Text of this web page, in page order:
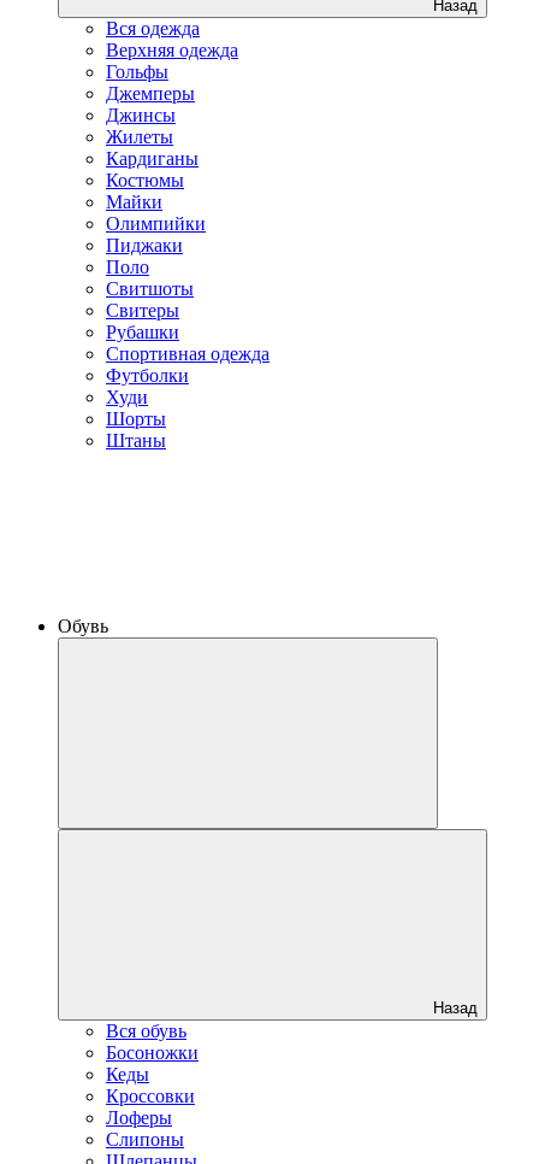
Назад
Вся одежда
Верхняя одежда
Гольфы
Джемперы
Джинсы
Жилеты
Кардиганы
Костюмы
Майки
Олимпийки
Пиджаки
Поло
Свитшоты
Свитеры
Рубашки
Спортивная одежда
Футболки
Худи
Шорты
Штаны
Обувь
Назад
Вся обувь
Босоножки
Кеды
Кроссовки
Лоферы
Слипоны